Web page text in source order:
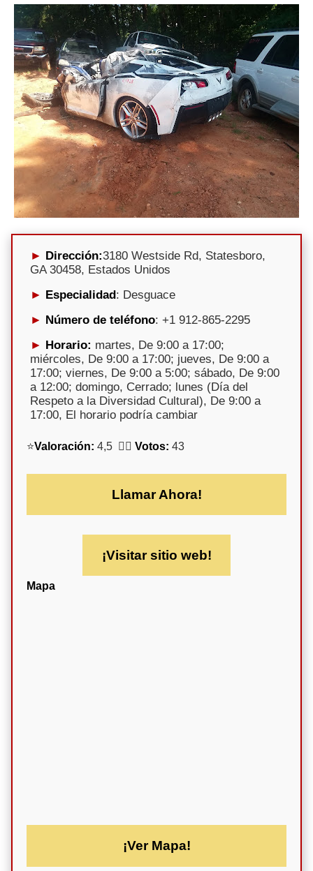
Dirección:3180 Westside Rd, Statesboro,
GA 30458, Estados Unidos
Especialidad: Desguace
Número de teléfono: +1 912-865-2295
Horario: martes, De 9:00 a 17:00;
miércoles, De 9:00 a 17:00; jueves, De 9:00 a
17:00; viernes, De 9:00 a 5:00; sábado, De 9:00
a 12:00; domingo, Cerrado; lunes (Día del
Respeto a la Diversidad Cultural), De 9:00 a
17:00, El horario podría cambiar
⭐Valoración: 4,5 🕵️‍♀️ Votos: 43
Llamar Ahora!
¡Visitar sitio web!
Mapa
¡Ver Mapa!